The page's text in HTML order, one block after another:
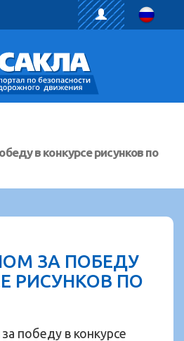
в конкурсе рисунков по
ЗА ПОБЕДУ
РИСУНКОВ ПО
победу в конкурсе